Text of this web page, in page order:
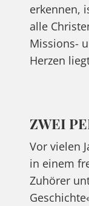
erkennen,
alle
Missions-
Herzen
ZWEI
Vor vielen
in einem
Zuhörer